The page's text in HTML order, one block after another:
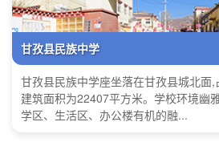
甘孜县民族中学
甘孜县民族中学座坐落在甘孜县城北面
建筑面积为22407平方米。学校环境幽
学区、生活区、办公楼有机的融...